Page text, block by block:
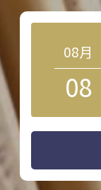
08月
08